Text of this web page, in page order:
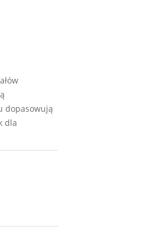
dopasowują
dla